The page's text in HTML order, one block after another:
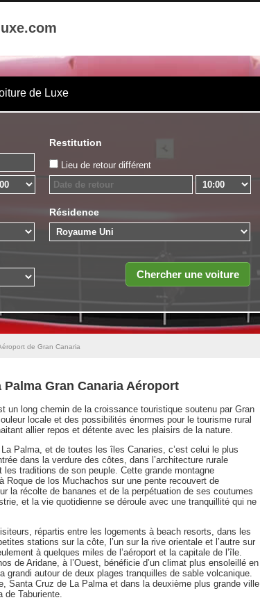
de Luxe
Restitution
Lieu de retour différent
Résidence
de Gran Canaria
Gran Canaria Aéroport
un long chemin de la croissance touristique soutenu par Gran
locale et des possibilités énormes pour le tourisme rural
allier repos et détente avec les plaisirs de la nature.
Palma, et de toutes les îles Canaries, c’est celui le plus
dans la verdure des côtes, dans l’architecture rurale
traditions de son peuple. Cette grande montagne
Roque de los Muchachos sur une pente recouvert de
la récolte de bananes et de la perpétuation de ses coutumes
et la vie quotidienne se déroule avec une tranquillité qui ne
répartis entre les logements à beach resorts, dans les
stations sur la côte, l’un sur la rive orientale et l’autre sur
à quelques miles de l’aéroport et la capitale de l’île.
de Aridane, à l’Ouest, bénéficie d’un climat plus ensoleillé en
autour de deux plages tranquilles de sable volcanique.
Santa Cruz de La Palma et dans la deuxième plus grande ville
Taburiente.